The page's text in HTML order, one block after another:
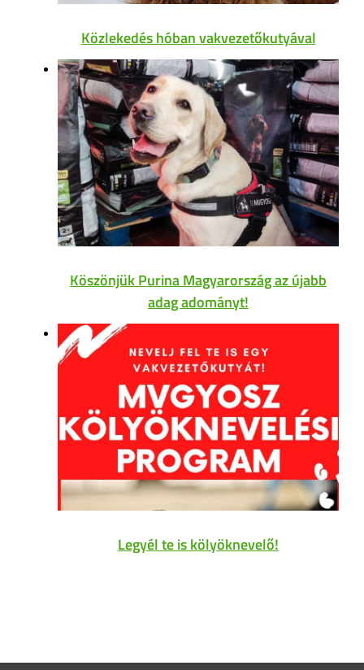
Közlekedés hóban vakvezetőkutyával
Köszönjük Purina Magyarország az újabb
adag adományt!
Legyél te is kölyöknevelő!